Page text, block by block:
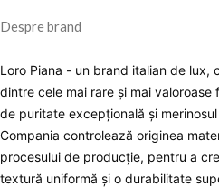
Despre brand
Loro Piana - un brand italian de lux,
dintre cele mai rare și mai
de puritate excepțională și
Compania controlează originea
procesului de producție, pentru a
textură uniformă și o durabilitate